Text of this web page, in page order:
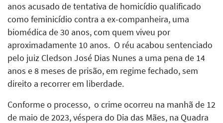
anos acusado de tentativa de homicídio qualificado
como feminicídio contra a ex-companheira, uma
biomédica de 30 anos, com quem viveu por
aproximadamente 10 anos. O réu acabou sentenciado
pelo juiz Cledson José Dias Nunes a uma pena de 14
anos e 8 meses de prisão, em regime fechado, sem
direito a recorrer em liberdade.
Conforme o processo, o crime ocorreu na manhã de 12
de maio de 2023, véspera do Dia das Mães, na Quadra